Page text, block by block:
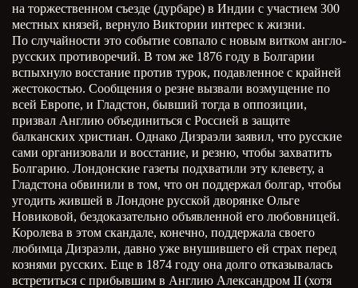
на торжественном съезде (дурбаре) в Индии с участием 300
местных князей, вернуло Виктории интерес к жизни.
По случайности это событие совпало с новым витком англо-
русских противоречий. В том же 1876 году в Болгарии
вспыхнуло восстание против турок, подавленное с крайней
жестокостью. Сообщения о резне вызвали возмущение по
всей Европе, и Гладстон, бывший тогда в оппозиции,
призвал Англию объединиться с Россией в защите
балканских христиан. Однако Дизраэли заявил, что русские
сами организовали и восстание, и резню, чтобы захватить
Болгарию. Лондонские газеты подхватили эту клевету, а
Гладстона обвинили в том, что он поддержал болгар, чтобы
угодить жившей в Лондоне русской дворянке Ольге
Новиковой, бездоказательно объявленной его любовницей.
Королева в этом скандале, конечно, поддержала своего
любимца Дизраэли, давно уже внушившего ей страх перед
кознями русских. Еще в 1874 году она долго отказывалась
встретиться с прибывшим в Англию Александром II (хотя